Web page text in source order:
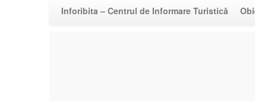
Centrul Local de
Turism în Munții Zarandului
Inforibita – Centrul de Informare Turistică